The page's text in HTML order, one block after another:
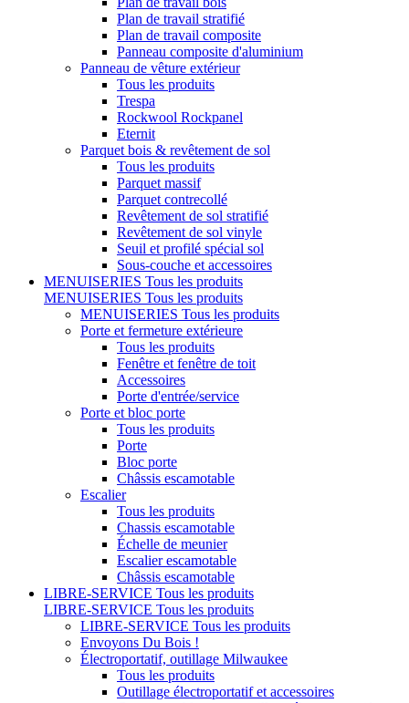
Plan de travail stratifié
Plan de travail composite
Panneau composite d'aluminium
Panneau de vêture extérieur
Tous les produits
Trespa
Rockwool Rockpanel
Eternit
Parquet bois & revêtement de sol
Tous les produits
Parquet massif
Parquet contrecollé
Revêtement de sol stratifié
Revêtement de sol vinyle
Seuil et profilé spécial sol
Sous-couche et accessoires
MENUISERIES Tous les produits
MENUISERIES Tous les produits
MENUISERIES Tous les produits
Porte et fermeture extérieure
Tous les produits
Fenêtre et fenêtre de toit
Accessoires
Porte d'entrée/service
Porte et bloc porte
Tous les produits
Porte
Bloc porte
Châssis escamotable
Escalier
Tous les produits
Chassis escamotable
Échelle de meunier
Escalier escamotable
Châssis escamotable
LIBRE-SERVICE Tous les produits
LIBRE-SERVICE Tous les produits
LIBRE-SERVICE Tous les produits
Envoyons Du Bois !
Électroportatif, outillage Milwaukee
Tous les produits
Outillage électroportatif et accessoires